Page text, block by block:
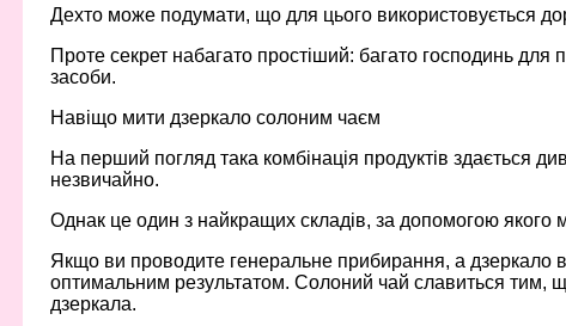
Дехто може подумати, що для цього використовується
Проте секрет набагато простіший: багато господинь для
засоби.
Навіщо мити дзеркало солоним чаєм
На перший погляд така комбінація продуктів здається
незвичайно.
Однак це один з найкращих складів, за допомогою якого
Якщо ви проводите генеральне прибирання, а дзеркало
оптимальним результатом. Солоний чай славиться тим,
дзеркала.